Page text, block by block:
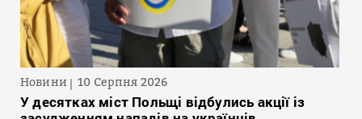
Новини 10 Серпня 2026
У десятках міст Польщі відбулись акції із